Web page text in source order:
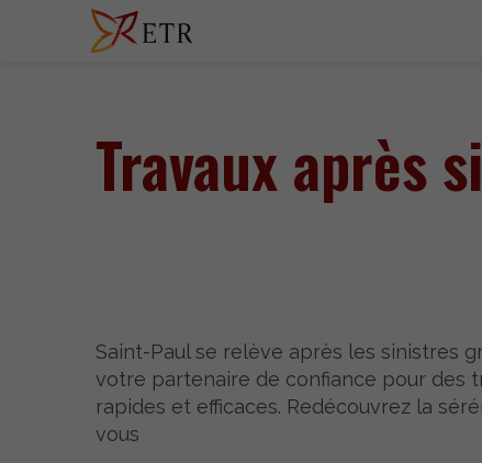
Travaux après
Saint-Paul se relève après les sinistres
votre partenaire de confiance pour des
rapides et efficaces. Redécouvrez la
vous